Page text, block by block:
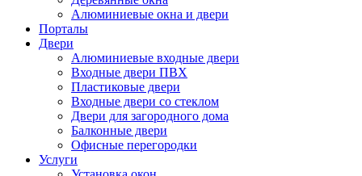
Алюминиевые окна и двери
Порталы
Двери
Алюминиевые входные двери
Входные двери ПВХ
Пластиковые двери
Входные двери со стеклом
Двери для загородного дома
Балконные двери
Офисные перегородки
Услуги